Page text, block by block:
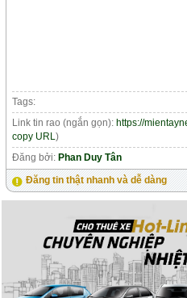
Tags:
Link tin rao (ngắn gọn): https://
copy URL)
Đăng bởi: Phan Duy Tân
Đăng tin thật nhanh và dễ dàng